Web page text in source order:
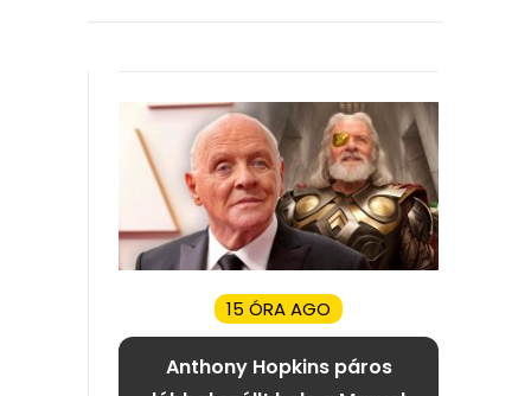
15 ÓRA AGO
Anthony Hopkins páros